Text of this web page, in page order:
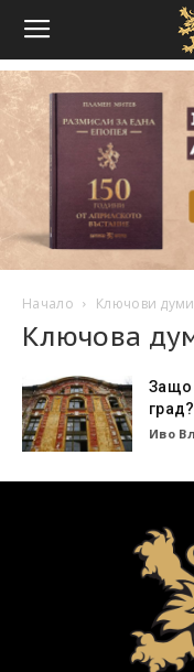
Начало Ключови думи
Ключова
Защо
град?
Иво